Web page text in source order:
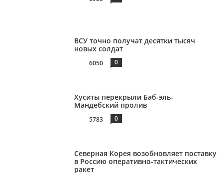
ВСУ точно получат десятки тысяч
новых солдат
6050 0
Хуситы перекрыли Баб-эль-
Мандебский пролив
5783 0
Северная Корея возобновляет поставку
в Россию оперативно-тактических
ракет